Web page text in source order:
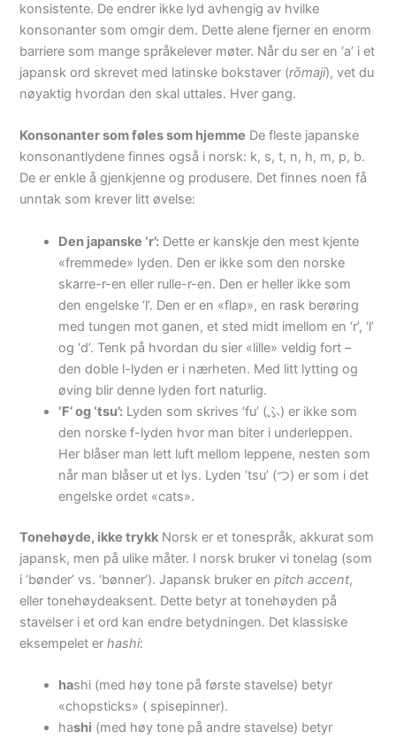
konsistente. De endrer ikke lyd avhengig av hvilke
konsonanter som omgir dem. Dette alene fjerner en enorm
barriere som mange språkelever møter. Når du ser en ‘a’ i et
japansk ord skrevet med latinske bokstaver (rōmaji), vet du
nøyaktig hvordan den skal uttales. Hver gang.
Konsonanter som føles som hjemme De fleste japanske
konsonantlydene finnes også i norsk: k, s, t, n, h, m, p, b.
De er enkle å gjenkjenne og produsere. Det finnes noen få
unntak som krever litt øvelse:
Den japanske ‘r’: Dette er kanskje den mest kjente
«fremmede» lyden. Den er ikke som den norske
skarre-r-en eller rulle-r-en. Den er heller ikke som
den engelske ‘l’. Den er en «flap», en rask berøring
med tungen mot ganen, et sted midt imellom en ‘r’, ‘l’
og ‘d’. Tenk på hvordan du sier «lille» veldig fort –
den doble l-lyden er i nærheten. Med litt lytting og
øving blir denne lyden fort naturlig.
‘F’ og ‘tsu’: Lyden som skrives ‘fu’ (ふ) er ikke som
den norske f-lyden hvor man biter i underleppen.
Her blåser man lett luft mellom leppene, nesten som
når man blåser ut et lys. Lyden ‘tsu’ (つ) er som i det
engelske ordet «cats».
Tonehøyde, ikke trykk Norsk er et tonespråk, akkurat som
japansk, men på ulike måter. I norsk bruker vi tonelag (som
i ‘bønder’ vs. ‘bønner’). Japansk bruker enpitch accent,
eller tonehøydeaksent. Dette betyr at tonehøyden på
stavelser i et ord kan endre betydningen. Det klassiske
eksempelet erhashi:
hashi (med høy tone på første stavelse) betyr
«chopsticks» ( spisepinner).
hashi (med høy tone på andre stavelse) betyr